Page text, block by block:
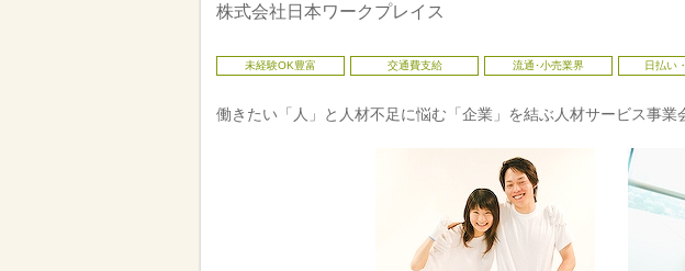
株式会社日本ワークプレイス
未経験OK豊富 交通費支給 流通･小売業界 日払い
働きたい「人」と人材不足に悩む「企業」を結ぶ人材サービス事業